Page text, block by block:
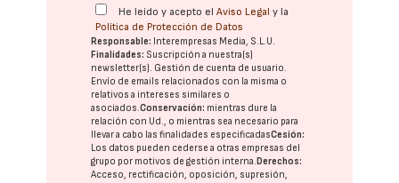
He leído y acepto elAviso Legal y la
Política de Protección de Datos
Responsable: Interempresas Media, S.L.U.
Finalidades: Suscripción a nuestra(s)
newsletter(s). Gestión de cuenta de usuario.
Envío de emails relacionados con la misma o
relativos a intereses similares o
asociados.Conservación: mientras dure la
relación con Ud., o mientras sea necesario para
llevar a cabo las finalidades especificadasCesión:
Los datos pueden cederse a otras empresas del
grupo por motivos de gestión interna.Derechos:
Acceso, rectificación, oposición, supresión,